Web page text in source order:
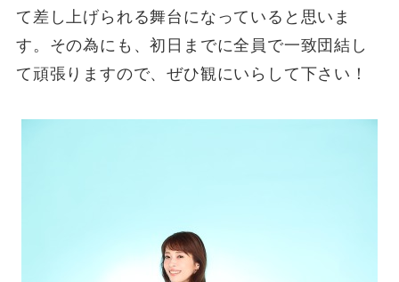
て差し上げられる舞台になっていると思いま
す。その為にも、初日までに全員で一致団結し
て頑張りますので、ぜひ観にいらして下さい！